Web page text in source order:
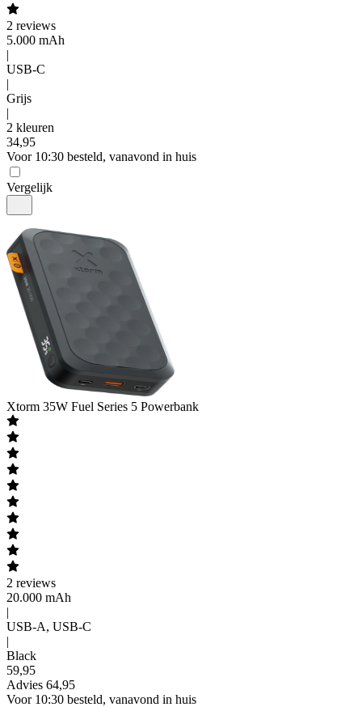
2 reviews
5.000 mAh
|
USB-C
|
Grijs
|
2 kleuren
34,95
Voor 10:30 besteld, vanavond in huis
Vergelijk
Xtorm 35W Fuel Series 5 Powerbank
2 reviews
20.000 mAh
|
USB-A, USB-C
|
Black
59,95
Advies 64,95
Voor 10:30 besteld, vanavond in huis